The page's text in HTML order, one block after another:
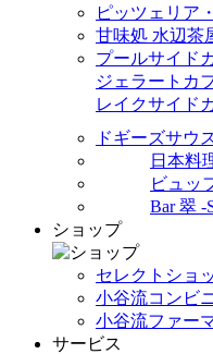
ピッツェリア
甘味処 水辺茶
プールサイド
ジェラートカ
レイクサイド
ドギーズサウ
日本料
ビュッ
Bar 翠 -
ショップ
セレクトショ
小谷流コンビ
小谷流ファー
サービス